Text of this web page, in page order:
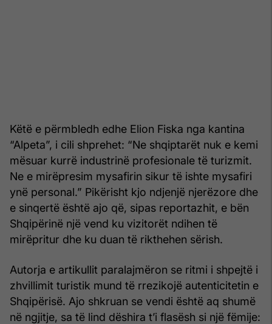
Këtë e përmbledh edhe Elion Fiska nga kantina
“Alpeta”, i cili shprehet: “Ne shqiptarët nuk e kemi
mësuar kurrë industrinë profesionale të turizmit.
Ne e mirëpresim mysafirin sikur të ishte mysafiri
ynë personal.” Pikërisht kjo ndjenjë njerëzore dhe
e sinqertë është ajo që, sipas reportazhit, e bën
Shqipërinë një vend ku vizitorët ndihen të
mirëpritur dhe ku duan të rikthehen sërish.
Autorja e artikullit paralajmëron se ritmi i shpejtë i
zhvillimit turistik mund të rrezikojë autenticitetin e
Shqipërisë. Ajo shkruan se vendi është aq shumë
në ngjitje, sa të lind dëshira t’i flasësh si një fëmije: